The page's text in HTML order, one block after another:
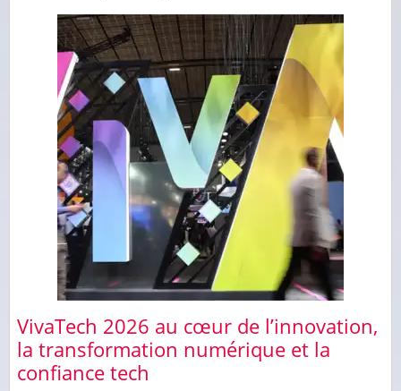
VivaTech 2026 au cœur de l’innovation,
la transformation numérique et la
confiance tech